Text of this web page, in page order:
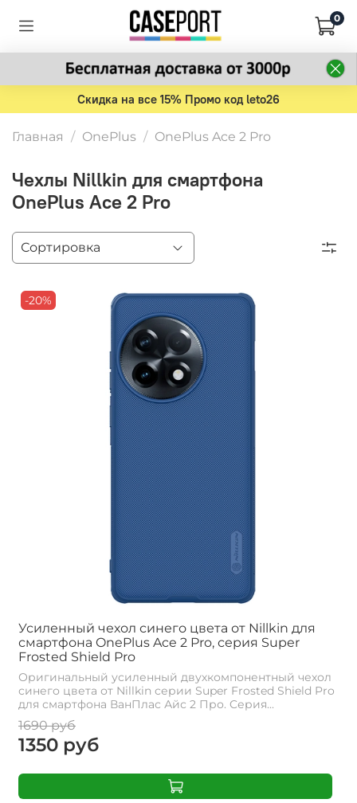
0
Скидка на все 15% Промо код leto26
Главная OnePlus OnePlus Ace 2 Pro
Чехлы Nillkin для смартфона
OnePlus Ace 2 Pro
-20%
Усиленный чехол синего цвета от Nillkin для
смартфона OnePlus Ace 2 Pro, серия Super
Frosted Shield Pro
Оригинальный усиленный двухкомпонентный чехол
синего цвета от Nillkin серии Super Frosted Shield Pro
для смартфона ВанПлас Айс 2 Про. Cерия...
1690 руб
1350 руб